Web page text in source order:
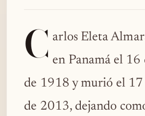
C arlos Eleta
en Panamá el 16
de 1918 y murió el 17
de 2013, dejando